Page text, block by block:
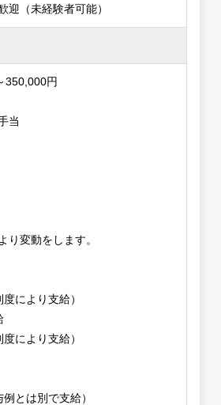
迎（未経験者可能）
350,000円
当
り変動をします。
により支給）
により支給）
とは別で支給）